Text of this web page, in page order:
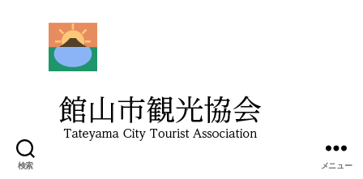
検索
光
協
会
メニュー